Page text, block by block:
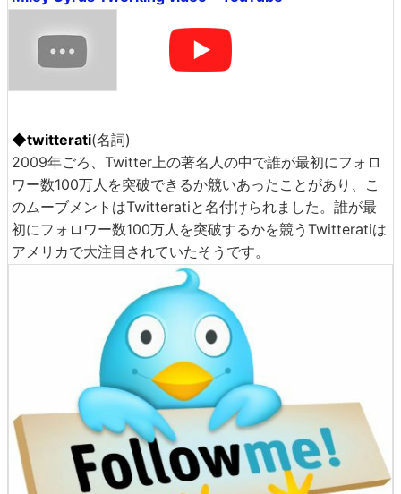
◆twitterati(名詞)
2009年ごろ、Twitter上の著名人の中で誰が最初にフォロ
ワー数100万人を突破できるか競いあったことがあり、こ
のムーブメントはTwitteratiと名付けられました。誰が最
初にフォロワー数100万人を突破するかを競うTwitteratiは
アメリカで大注目されていたそうです。